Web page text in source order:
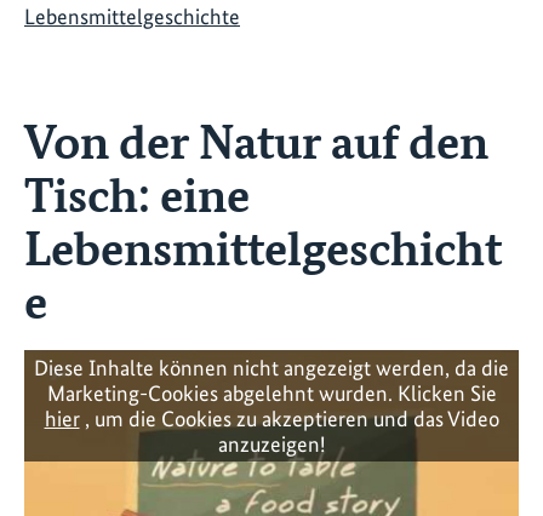
Lebensmittelgeschichte
Von der Natur auf den
Tisch: eine
Lebensmittelgeschicht
e
Diese Inhalte können nicht angezeigt werden, da die
Marketing-Cookies abgelehnt wurden. Klicken Sie
hier, um die Cookies zu akzeptieren und das Video
anzuzeigen!